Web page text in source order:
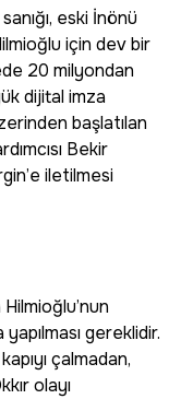
eski İnönü
için dev bir
20 milyondan
dijital imza
başlatılan
Bekir
iletilmesi
gereklidir.
çalmadan,
olayı